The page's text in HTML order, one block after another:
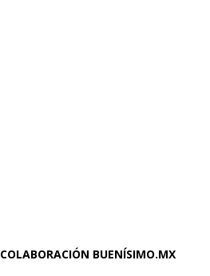
COLABORACIÓN BUENÍSIMO.MX